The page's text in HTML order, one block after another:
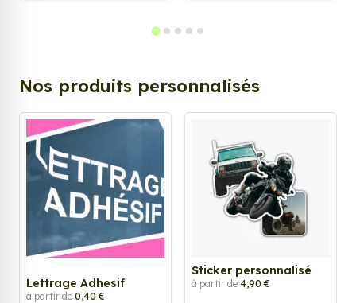
Nos produits personnalisés
Lettrage Adhesif
à partir de 0,40 €
Sticker personnalisé
à partir de 4,90 €